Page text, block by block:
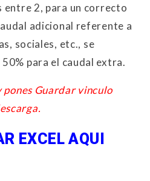
2, para un correcto
adicional referente a
sociales, etc., se
para el caudal extra.
pones Guardar vinculo
EXCEL AQUI